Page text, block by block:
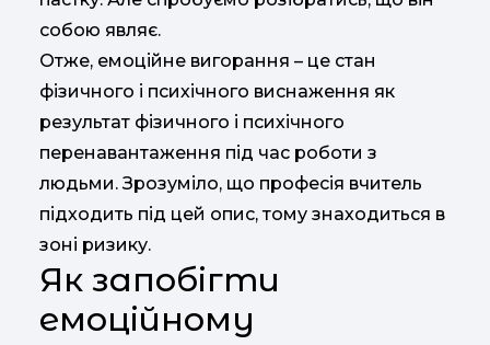
собою являє.
Отже, емоційне вигорання – це стан
фізичного і психічного виснаження як
результат фізичного і психічного
перенавантаження під час роботи з
людьми. Зрозуміло, що професія вчитель
підходить під цей опис, тому знаходиться в
зоні ризику.
Як запобігти
емоційному